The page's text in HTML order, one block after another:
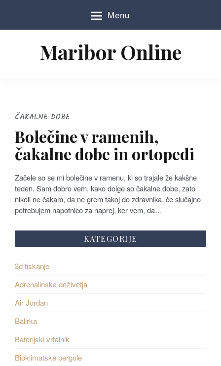
Menu
Maribor Online
ČAKALNE DOBE
Bolečine v ramenih,
čakalne dobe in ortopedi
Začele so se mi bolečine v ramenu, ki so trajale že kakšne
teden. Sam dobro vem, kako dolge so čakalne dobe, zato
nikoli ne čakam, da ne grem takoj do zdravnika, če slučajno
potrebujem napotnico za naprej, ker vem, da…
KATEGORIJE
3d tiskanje
Adrenalinska doživetja
Air Jordan
Balirka
Baterijski vrtalnik
Bioklimatske pergole